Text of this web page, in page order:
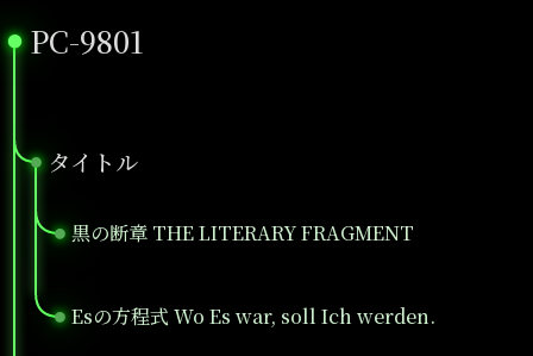
PC-9801
●
タイトル
●
黒の断章 THE LITERARY FRAGMENT
●
Esの方程式 Wo Es war, soll Ich werden.
●